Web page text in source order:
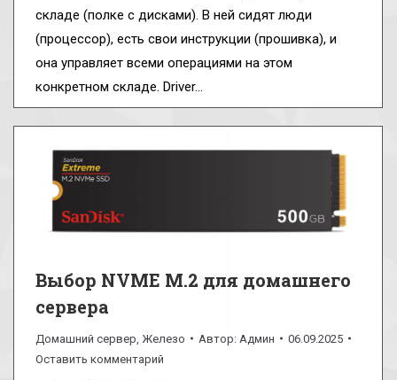
складе (полке с дисками). В ней сидят люди
(процессор), есть свои инструкции (прошивка), и
она управляет всеми операциями на этом
конкретном складе. Driver…
Выбор NVME M.2 для домашнего
сервера
Домашний сервер Железо Автор: Админ
06.09.2025
Оставить комментарий